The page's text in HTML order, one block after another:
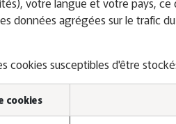
données agrégées sur le trafic
cookies susceptibles d'être
cookies